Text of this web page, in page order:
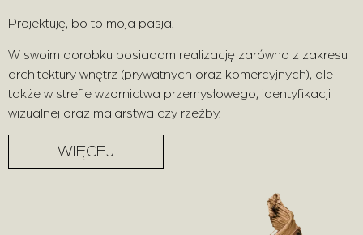
Projektuję, bo to moja pasja.
W swoim dorobku posiadam realizację zarówno z zakresu
architektury wnętrz (prywatnych oraz komercyjnych), ale
także w strefie wzornictwa przemysłowego, identyfikacji
wizualnej oraz malarstwa czy rzeźby.
WIĘCEJ